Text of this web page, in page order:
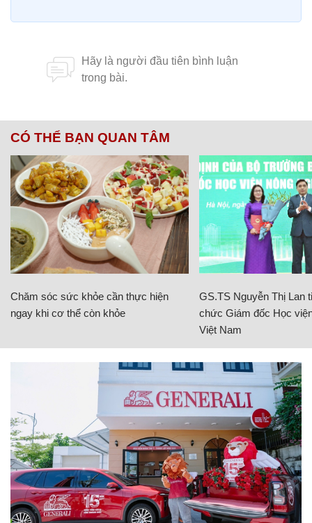
CÓ THỂ BẠN QUAN TÂM
Chăm sóc sức khỏe cần thực hiện
ngay khi cơ thể còn khỏe
GS.TS Nguyễn Thị Lan
chức Giám đốc Học
Việt Nam